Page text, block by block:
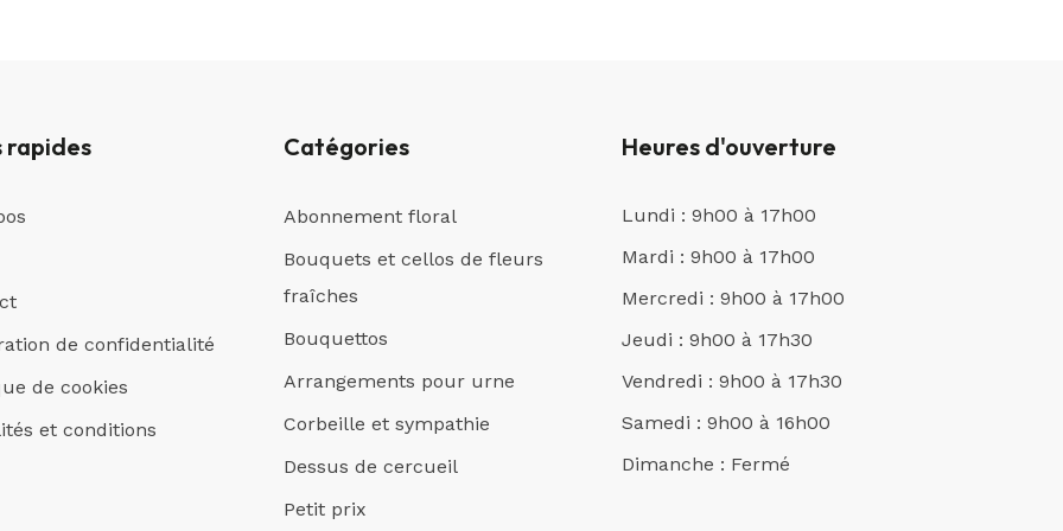
rapides
de confidentialité
de cookies
et conditions
Catégories
Abonnement floral
Bouquets et cellos de fleurs
fraîches
Bouquettos
Arrangements pour urne
Corbeille et sympathie
Dessus de cercueil
Petit prix
Heures d'ouverture
Lundi : 9h00 à 17h00
Mardi : 9h00 à 17h00
Mercredi : 9h00 à 17h00
Jeudi : 9h00 à 17h30
Vendredi : 9h00 à 17h30
Samedi : 9h00 à 16h00
Dimanche : Fermé